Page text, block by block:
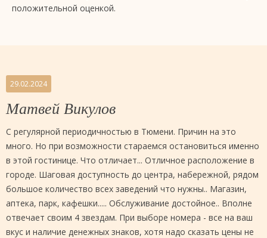
положительной оценкой.
29.02.2024
Матвей Викулов
С регулярной периодичностью в Тюмени. Причин на это
много. Но при возможности стараемся остановиться именно
в этой гостинице. Что отличает... Отличное расположение в
городе. Шаговая доступность до центра, набережной, рядом
большое количество всех заведений что нужны.. Магазин,
аптека, парк, кафешки..... Обслуживание достойное.. Вполне
отвечает своим 4 звездам. При выборе номера - все на ваш
вкус и наличие денежных знаков, хотя надо сказать цены не